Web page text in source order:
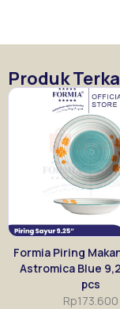
Produk
Formia Piring
Astromica Blue
pcs
Rp173.600